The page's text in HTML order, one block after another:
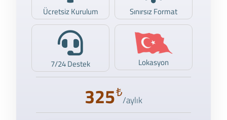
Ücretsiz Kurulum Sınırsız Format
7/24 Destek Lokasyon
₺
325 /aylık